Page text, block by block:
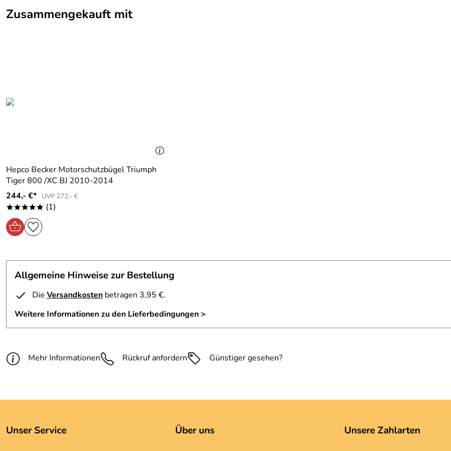
Zusammengekauft mit
Hepco Becker Motorschutzbügel Triumph
Tiger 800 /XC BJ 2010-2014
244,- €*
UVP 272,- €
***** (1)
Allgemeine Hinweise zur Bestellung
Die Versandkosten betragen 3,95 €.
Weitere Informationen zu den Lieferbedingungen >
Mehr Informationen Rückruf anfordern Günstiger gesehen?
Unser Service Über uns Unsere Zahlarten